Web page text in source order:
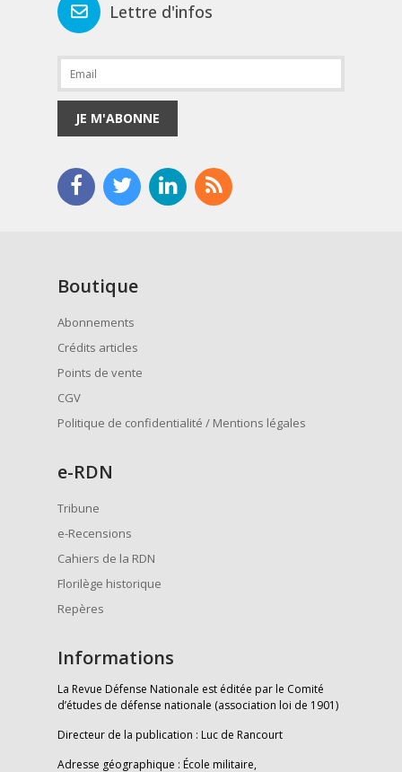
Lettre d'infos
JE M'ABONNE
Boutique
Abonnements
Crédits articles
Points de vente
CGV
Politique de confidentialité / Mentions légales
e-RDN
Tribune
e-Recensions
Cahiers de la RDN
Florilège historique
Repères
Informations
La Revue Défense Nationale est éditée par le Comité
d’études de défense nationale (association loi de 1901)
Directeur de la publication : Luc de Rancourt
Adresse géographique : École militaire,